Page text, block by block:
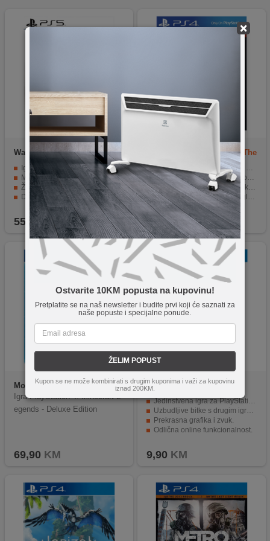
×
Ostvarite 10KM popusta na kupovinu!
Pretplatite se na naš newsletter i budite prvi koji će saznati za
naše popuste i specijalne ponude.
ŽELIM POPUST
Kupon se ne može kombinirati s drugim kuponima i važi za kupovinu
iznad 200KM.
Warner Bros PS5 Mortal
Kombat 1
Igra PlayStation 5
Mortal Kombat 1
Žanr - Akcija
Dobna granica 18+
55,50 KM
PS4 The
Last of Us Remastered HITS
Remastered verzija sa svim nadogradnjama.
Priča prepuna napetosti i izbora.
Impresivna grafika i dizajn likova.
Zastrašujuća atmosfera uz glazbu i zvuk.
Dodatni sadržaj za produženo iskustvo.
39,90 KM
Mojang PS4 Minecraft
Legends - Deluxe
Igra PlayStation 4: Minecraft L
egends - Deluxe Edition
69,90 KM
EA PS4 Rocket Arena -
Jedinstvena igra za PlayStation 4.
Uzbudljive bitke s drugim igračima.
Prekrasna grafika i zvuk.
Odlična online funkcionalnost.
9,90 KM